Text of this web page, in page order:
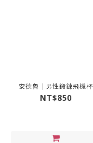
安德魯｜男性鍛鍊飛機杯
NT$850